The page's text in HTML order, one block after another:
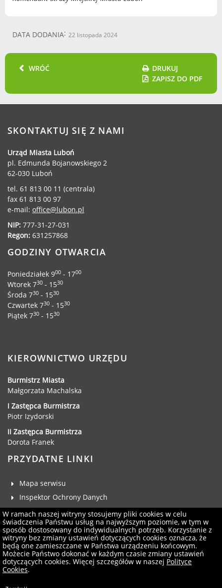
DATA DODANIA 22 listopada 2024
WRÓĆ
DRUKUJ
ZAPISZ DO PDF
SKONTAKTUJ SIĘ Z NAMI
Urząd Miasta Luboń
pl. Edmunda Bojanowskiego 2
62-030 Luboń
tel. 61 813 00 11 (centrala)
fax 61 813 00 97
e-mail: office@lubon.pl
NIP: 777-31-27-031
Regon: 631257868
GODZINY OTWARCIA
Poniedziałek 900 - 1700
Wtorek 730 - 1530
Środa 730 - 1530
Czwartek 730 - 1530
Piątek 730 - 1530
KIEROWNICTWO URZĘDU
Burmistrz Miasta
Małgorzata Machalska
I Zastępca Burmistrza
Piotr Izydorski
II Zastępca Burmistrza
Dorota Franek
PRZYDATNE LINKI
Mapa serwisu
Inspektor Ochrony Danych
Deklaracja dostępności
Klauzula RODO
Zgłoś uwagi
Administrator serwisu
Newsletter
W ramach naszej witryny stosujemy pliki cookies w celu
świadczenia Państwu usług na najwyższym poziomie, w tym w
sposób dostosowany do indywidualnych potrzeb. Korzystanie z
witryny bez zmiany ustawień dotyczących cookies oznacza, że
będą one zamieszczane w Państwa urządzeniu końcowym.
Możecie Państwo dokonać w każdym czasie zmiany ustawień
dotyczących cookies. Więcej szczegółów w naszej Polityce
Cookies.